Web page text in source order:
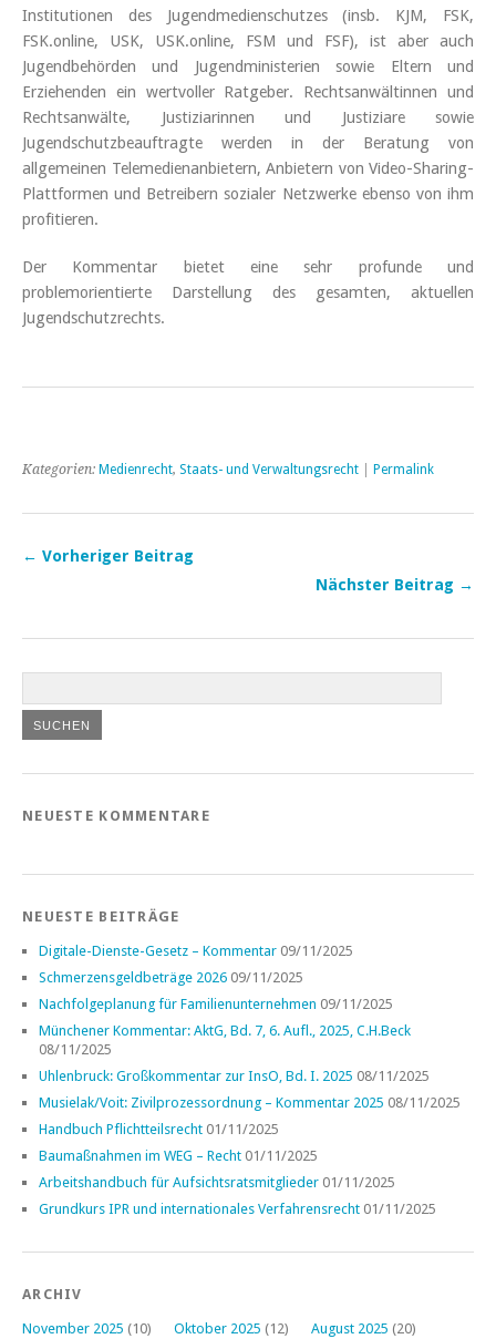
Institutionen des Jugendmedienschutzes (insb. KJM, FSK,
FSK.online, USK, USK.online, FSM und FSF), ist aber auch
Jugendbehörden und Jugendministerien sowie Eltern und
Erziehenden ein wertvoller Ratgeber. Rechtsanwältinnen und
Rechtsanwälte, Justiziarinnen und Justiziare sowie
Jugendschutzbeauftragte werden in der Beratung von
allgemeinen Telemedienanbietern, Anbietern von Video-Sharing-
Plattformen und Betreibern sozialer Netzwerke ebenso von ihm
profitieren.
Der Kommentar bietet eine sehr profunde und
problemorientierte Darstellung des gesamten, aktuellen
Jugendschutzrechts.
Kategorien: Medienrecht, Staats- und Verwaltungsrecht Permalink
← Vorheriger Beitrag
Nächster Beitrag →
NEUESTE KOMMENTARE
NEUESTE BEITRÄGE
Digitale-Dienste-Gesetz – Kommentar 09/11/2025
Schmerzensgeldbeträge 2026 09/11/2025
Nachfolgeplanung für Familienunternehmen 09/11/2025
Münchener Kommentar: AktG, Bd. 7, 6. Aufl., 2025, C.H.Beck
08/11/2025
Uhlenbruck: Großkommentar zur InsO, Bd. I. 2025 08/11/2025
Musielak/Voit: Zivilprozessordnung – Kommentar 2025 08/11/2025
Handbuch Pflichtteilsrecht 01/11/2025
Baumaßnahmen im WEG – Recht 01/11/2025
Arbeitshandbuch für Aufsichtsratsmitglieder 01/11/2025
Grundkurs IPR und internationales Verfahrensrecht 01/11/2025
ARCHIV
November 2025 (10) Oktober 2025 (12) August 2025 (20)